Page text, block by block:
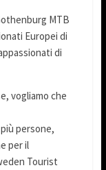
MTB
Europei di
di
vogliamo che
persone,
per il
Tourist